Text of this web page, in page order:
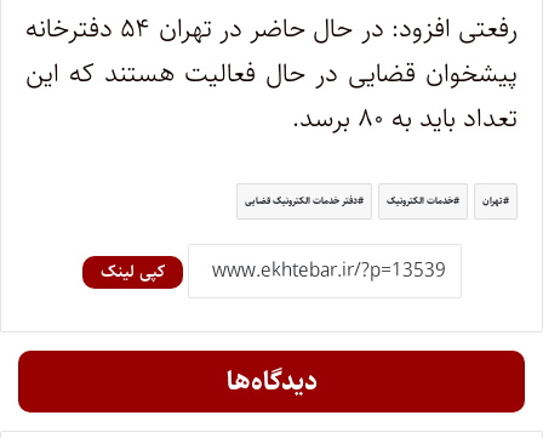
رفعتی افزود: در حال حاضر در تهران ۵۴ دفترخانه
پیشخوان قضایی در حال فعالیت هستند که این
تعداد باید به ۸۰ برسد.
تهران خدمات الکترونیک دفتر خدمات الکترونیک قضایی
کپی لینک
دیدگاه‌ها